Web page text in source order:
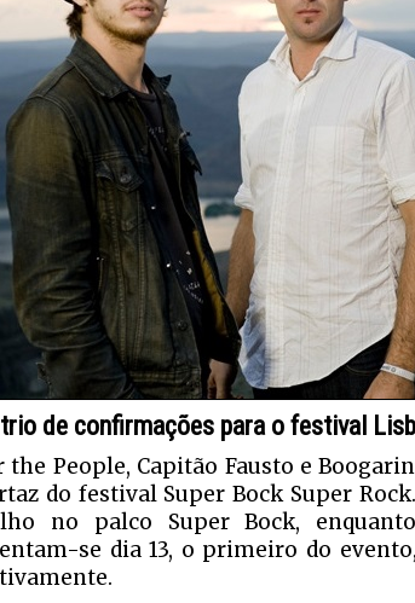
de confirmações para o festival
the People, Capitão Fausto e
do festival Super Bock Super
no palco Super Bock,
se dia 13, o primeiro do